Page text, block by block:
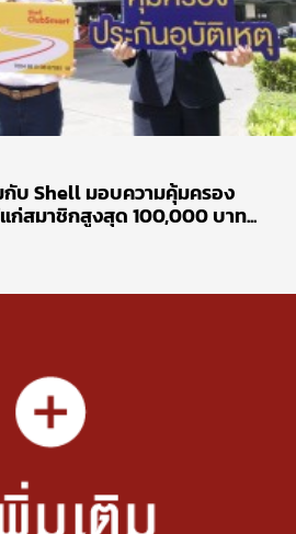
บ Shell มอบความคุ้มครอง
ก่สมาชิกสูงสุด 100,000 บาท...